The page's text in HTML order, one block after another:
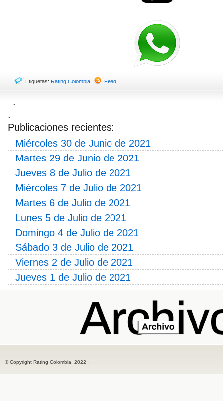
Etiquetas: Rating Colombia Feed
.
.
Publicaciones recientes:
Miércoles 30 de Junio de 2021
Martes 29 de Junio de 2021
Jueves 8 de Julio de 2021
Miércoles 7 de Julio de 2021
Martes 6 de Julio de 2021
Lunes 5 de Julio de 2021
Domingo 4 de Julio de 2021
Sábado 3 de Julio de 2021
Viernes 2 de Julio de 2021
Jueves 1 de Julio de 2021
© Copyright Rating Colombia, 2022 ·